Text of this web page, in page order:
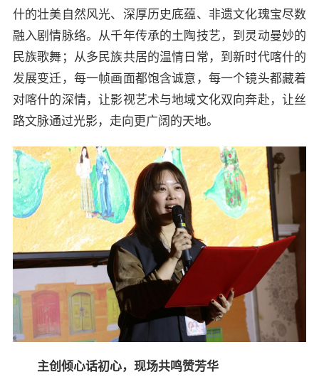
什的壮美自然风光、深厚历史底蕴、非遗文化瑰宝尽数
融入剧情脉络。从千年传承的土陶技艺，到灵动曼妙的
民族歌舞；从多民族共居的温情日常，到新时代喀什的
发展变迁，每一帧画面都饱含诚意，每一个镜头都藏着
对喀什的深情，让影视艺术与地域文化双向奔赴，让丝
路文脉通过光影，走向更广阔的天地。
主创倾心话初心，现场共鸣赞芳华